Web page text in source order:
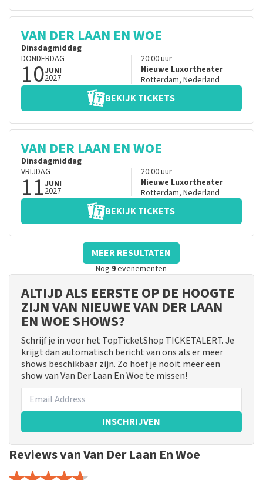
VAN DER LAAN EN WOE
Dinsdagmiddag
DONDERDAG
10JUNI
2027
20:00uur
Nieuwe Luxortheater
Rotterdam, Nederland
BEKIJK TICKETS
VAN DER LAAN EN WOE
Dinsdagmiddag
VRIJDAG
11JUNI
2027
20:00uur
Nieuwe Luxortheater
Rotterdam, Nederland
BEKIJK TICKETS
MEER RESULTATEN
Nog 9evenementen
ALTIJD ALS EERSTE OP DE HOOGTE
ZIJN VAN NIEUWE VAN DER LAAN
EN WOE SHOWS?
Schrijf je in voor het TopTicketShop TICKETALERT. Je
krijgt dan automatisch bericht van ons als er meer
shows beschikbaar zijn. Zo hoef je nooit meer een
show van Van Der Laan En Woe te missen!
INSCHRIJVEN
Reviews van Van Der Laan En Woe